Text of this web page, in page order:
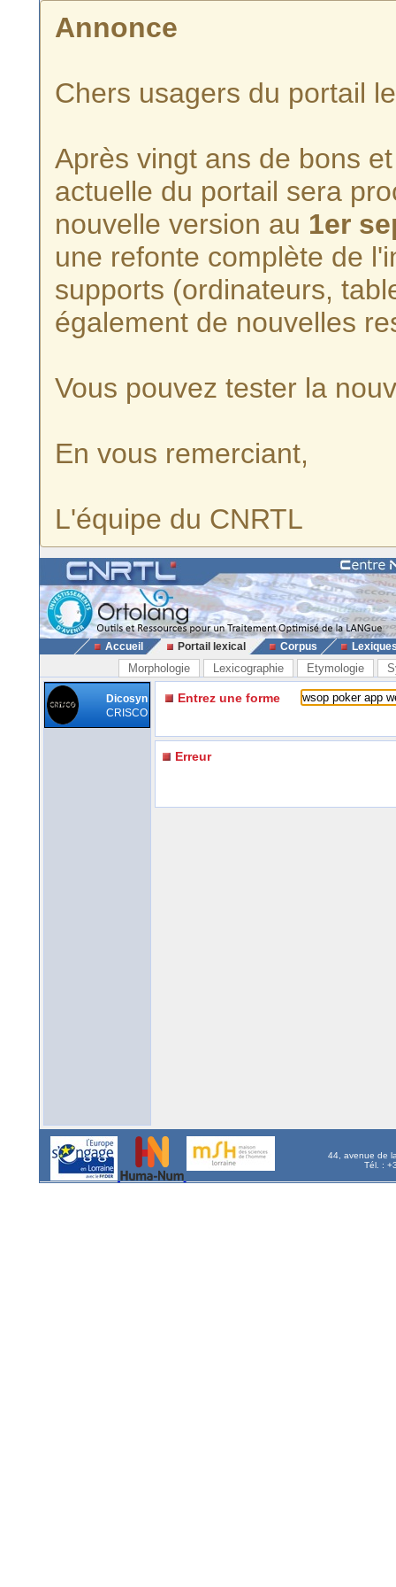
Annonce
Chers usagers du portail
Après vingt ans de bons
actuelle du portail sera
nouvelle version au 1er
une refonte complète de
supports (ordinateurs,
également de nouvelles
Vous pouvez tester la
En vous remerciant,
L'équipe du CNRTL
Accueil Portail lexical Corpus
Morphologie Lexicographie Etymologie
Dicosyn
CRISCO
Entrez une forme
Erreur
44, avenue de
Tél. :